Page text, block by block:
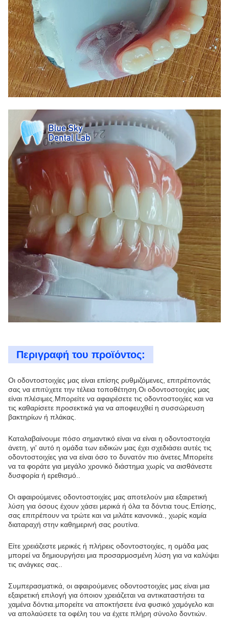
Περιγραφή του προϊόντος:
Οι οδοντοστοιχίες μας είναι επίσης ρυθμιζόμενες, επιτρέποντάς
σας να επιτύχετε την τέλεια τοποθέτηση.Οι οδοντοστοιχίες μας
είναι πλέσιμες.Μπορείτε να αφαιρέσετε τις οδοντοστοιχίες και να
τις καθαρίσετε προσεκτικά για να αποφευχθεί η συσσώρευση
βακτηρίων ή πλάκας.
Καταλαβαίνουμε πόσο σημαντικό είναι να είναι η οδοντοστοιχία
άνετη, γι' αυτό η ομάδα των ειδικών μας έχει σχεδιάσει αυτές τις
οδοντοστοιχίες για να είναι όσο το δυνατόν πιο άνετες.Μπορείτε
να τα φοράτε για μεγάλο χρονικό διάστημα χωρίς να αισθάνεστε
δυσφορία ή ερεθισμό..
Οι αφαιρούμενες οδοντοστοιχίες μας αποτελούν μια εξαιρετική
λύση για όσους έχουν χάσει μερικά ή όλα τα δόντια τους.Επίσης,
σας επιτρέπουν να τρώτε και να μιλάτε κανονικά., χωρίς καμία
διαταραχή στην καθημερινή σας ρουτίνα.
Είτε χρειάζεστε μερικές ή πλήρεις οδοντοστοιχίες, η ομάδα μας
μπορεί να δημιουργήσει μια προσαρμοσμένη λύση για να καλύψει
τις ανάγκες σας..
Συμπερασματικά, οι αφαιρούμενες οδοντοστοιχίες μας είναι μια
εξαιρετική επιλογή για όποιον χρειάζεται να αντικαταστήσει τα
χαμένα δόντια.μπορείτε να αποκτήσετε ένα φυσικό χαμόγελο και
να απολαύσετε τα οφέλη του να έχετε πλήρη σύνολο δοντιών.